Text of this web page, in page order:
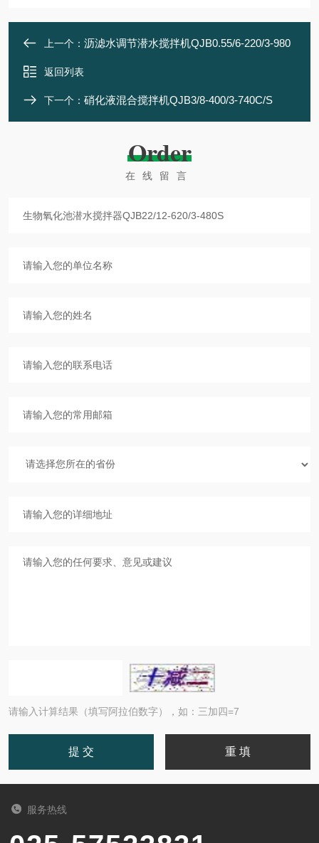
上一个： 沥滤水调节潜水搅拌机QJB0.55/6-220/3-980
返回列表
下一个： 硝化液混合搅拌机QJB3/8-400/3-740C/S
Order
在线留言
请输入计算结果（填写阿拉伯数字），如：三加四=7
服务热线